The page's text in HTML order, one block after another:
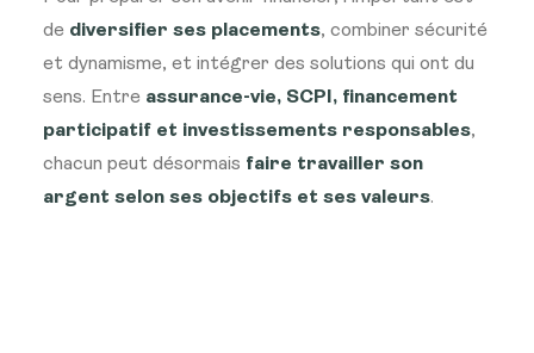
de diversifier ses placements, combiner sécurité
et dynamisme, et intégrer des solutions qui ont du
sens. Entre assurance-vie, SCPI, financement
participatif et investissements responsables,
chacun peut désormais faire travailler son
argent selon ses objectifs et ses valeurs.